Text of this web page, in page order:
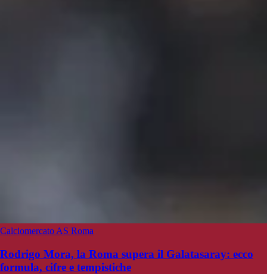
Calciomercato AS Roma
Rodrigo Mora, la Roma supera il Galatasaray: ecco
formula, cifre e tempistiche